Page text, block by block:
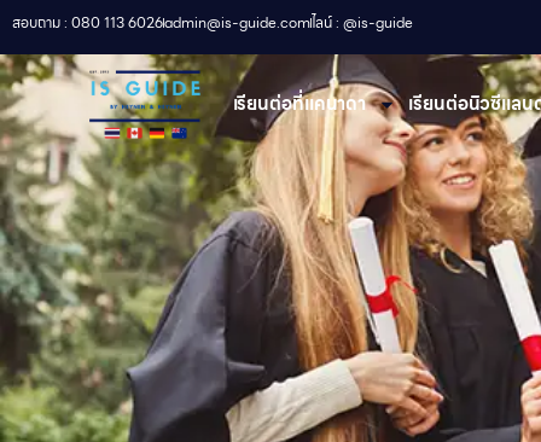
สอบถาม : 080 113 6026admin@is-guide.comไลน์ : @is-guide
เรียนต่อที่เเคนาดา เรียนต่อนิวซีแลน